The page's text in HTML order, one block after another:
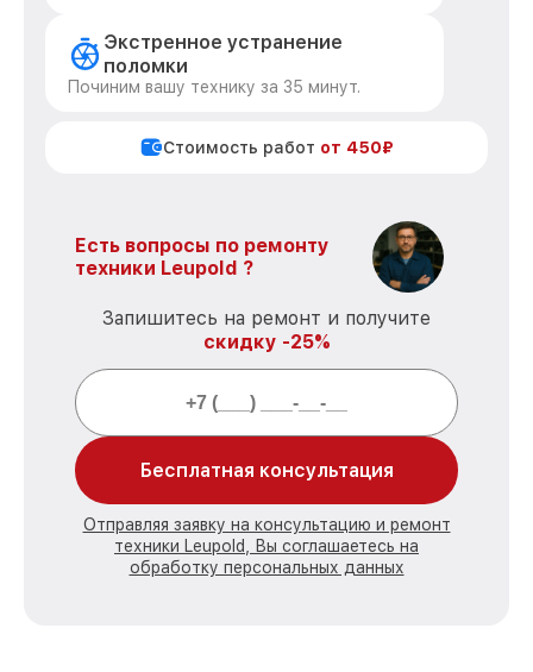
Экстренное устранение
поломки
Починим вашу технику за 35 минут.
Стоимость работ от 450₽
Есть вопросы по ремонту
техники Leupold ?
Запишитесь на ремонт и получите
скидку -25%
Бесплатная консультация
Отправляя заявку на консультацию и ремонт
техники Leupold, Вы соглашаетесь на
обработку персональных данных